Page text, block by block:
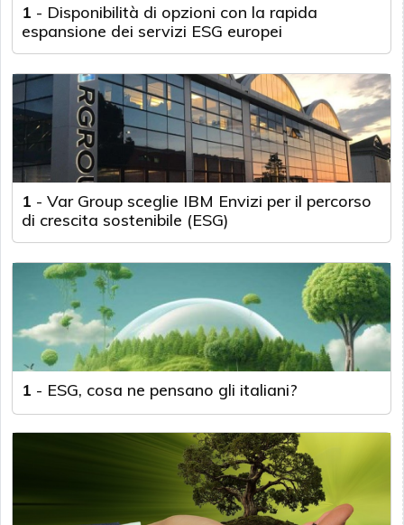
1 - Disponibilità di opzioni con la rapida
espansione dei servizi ESG europei
1 - Var Group sceglie IBM Envizi per il percorso
di crescita sostenibile (ESG)
1 - ESG, cosa ne pensano gli italiani?